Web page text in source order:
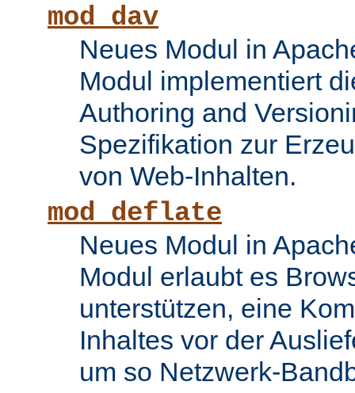
mod_dav
Neues Modul in
Modul implementiert
Authoring and
Spezifikation zur
von Web-Inhalten.
mod_deflate
Neues Modul in
Modul erlaubt es
unterstützen, eine
Inhaltes vor der
um so Netzwerk-